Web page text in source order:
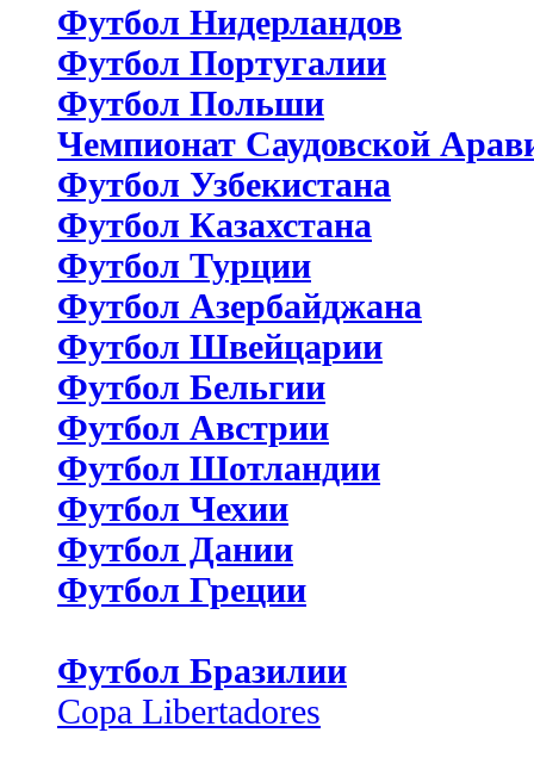
Футбол Нидерландов
Футбол Португалии
Футбол Польши
Чемпионат Саудовской
Футбол Узбекистана
Футбол Казахстана
Футбол Турции
Футбол Азербайджана
Футбол Швейцарии
Футбол Бельгии
Футбол Австрии
Футбол Шотландии
Футбол Чехии
Футбол Дании
Футбол Греции
Футбол Бразилии
Copa Libertadores